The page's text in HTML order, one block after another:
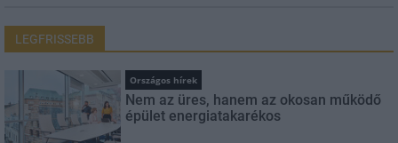
LEGFRISSEBB
Országos hírek
Nem az üres, hanem az okosan működő
épület energiatakarékos